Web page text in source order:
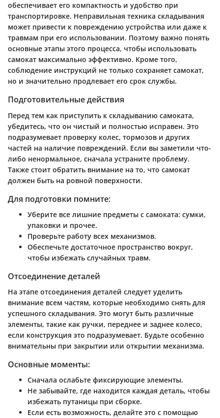
обеспечивает его компактность и удобство при
транспортировке. Неправильная техника складывания
может привести к повреждению устройства или даже к
травмам при его использовании. Поэтому важно понять
основные этапы этого процесса, чтобы использовать
самокат максимально эффективно. Кроме того,
соблюдение инструкций не только сохраняет самокат,
но и значительно продлевает его срок службы.
Подготовительные действия
Перед тем как приступить к складыванию самоката,
убедитесь, что он чистый и полностью исправен. Это
подразумевает проверку колес, тормозов и других
частей на наличие повреждений. Если вы заметили что-
либо ненормальное, сначала устраните проблему.
Также стоит обратить внимание на то, что самокат
должен быть на ровной поверхности.
Для подготовки помните:
Уберите все лишние предметы с самоката: сумки,
упаковки и прочее.
Проверьте работу всех механизмов.
Обеспечьте достаточное пространство вокруг,
чтобы избежать случайных травм.
Отсоединение деталей
На этапе отсоединения деталей следует уделить
внимание всем частям, которые необходимо снять для
успешного складывания. Это могут быть различные
элементы, такие как ручки, переднее и заднее колесо,
если конструкция это подразумевает. Будьте особенно
внимательны при закрытии или открытии механизма.
Основные моменты:
Сначала ослабьте фиксирующие элементы.
Не забывайте, где находится каждая деталь, чтобы
избежать путаницы при сборке.
Если есть возможность, делайте это с помощью